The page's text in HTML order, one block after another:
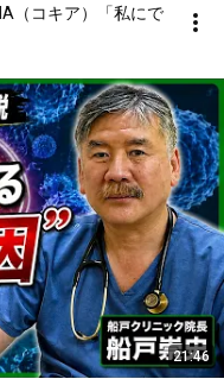
（コキア）「私にで
21:46